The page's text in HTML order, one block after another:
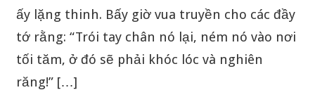
ấy lặng thinh. Bấy giờ vua truyền cho các đầy
tớ rằng: “Trói tay chân nó lại, ném nó vào nơi
tối tăm, ở đó sẽ phải khóc lóc và nghiên
răng!” […]